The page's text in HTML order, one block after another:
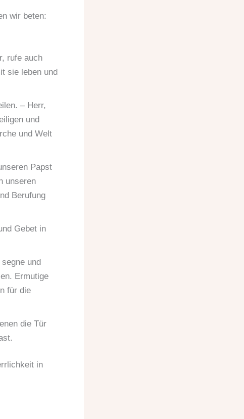
wir beten:
rufe auch
sie leben und
– Herr,
und
und Welt
Papst
unseren
Berufung
Gebet in
und
Ermutige
für die
die Tür
in